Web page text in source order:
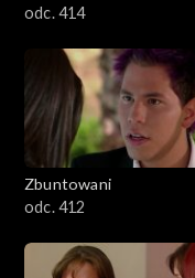
odc. 414
Zbuntowani
odc. 412